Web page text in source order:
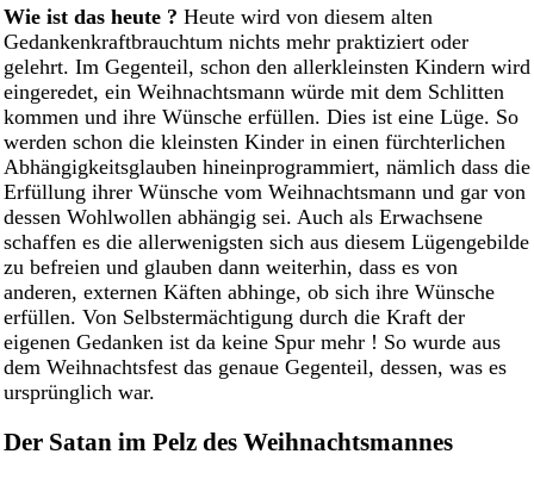
Wie ist das heute ? Heute wird von diesem alten
Gedankenkraftbrauchtum nichts mehr praktiziert oder
gelehrt. Im Gegenteil, schon den allerkleinsten Kindern wird
eingeredet, ein Weihnachtsmann würde mit dem Schlitten
kommen und ihre Wünsche erfüllen. Dies ist eine Lüge. So
werden schon die kleinsten Kinder in einen fürchterlichen
Abhängigkeitsglauben hineinprogrammiert, nämlich dass die
Erfüllung ihrer Wünsche vom Weihnachtsmann und gar von
dessen Wohlwollen abhängig sei. Auch als Erwachsene
schaffen es die allerwenigsten sich aus diesem Lügengebilde
zu befreien und glauben dann weiterhin, dass es von
anderen, externen Käften abhinge, ob sich ihre Wünsche
erfüllen. Von Selbstermächtigung durch die Kraft der
eigenen Gedanken ist da keine Spur mehr ! So wurde aus
dem Weihnachtsfest das genaue Gegenteil, dessen, was es
ursprünglich war.
Der Satan im Pelz des Weihnachtsmannes